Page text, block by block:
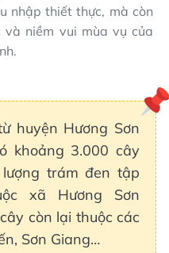
nhập thiết thực, mà còn
niềm vui mùa vụ của
huyện Hương Sơn
khoảng 3.000 cây
trám đen tập
xã Hương Sơn
còn lại thuộc các
Sơn Giang…